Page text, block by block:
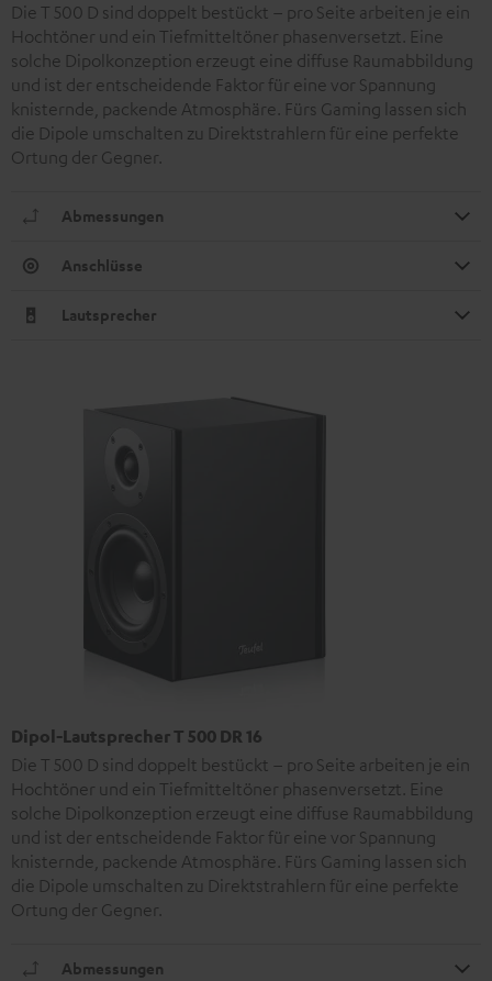
Die T 500 D sind doppelt bestückt – pro Seite arbeiten je ein
Hochtöner und ein Tiefmitteltöner phasenversetzt. Eine
solche Dipolkonzeption erzeugt eine diffuse Raumabbildung
und ist der entscheidende Faktor für eine vor Spannung
knisternde, packende Atmosphäre. Fürs Gaming lassen sich
die Dipole umschalten zu Direktstrahlern für eine perfekte
Ortung der Gegner.
Abmessungen
Anschlüsse
Lautsprecher
Dipol-Lautsprecher T 500 DR 16
Die T 500 D sind doppelt bestückt – pro Seite arbeiten je ein
Hochtöner und ein Tiefmitteltöner phasenversetzt. Eine
solche Dipolkonzeption erzeugt eine diffuse Raumabbildung
und ist der entscheidende Faktor für eine vor Spannung
knisternde, packende Atmosphäre. Fürs Gaming lassen sich
die Dipole umschalten zu Direktstrahlern für eine perfekte
Ortung der Gegner.
Abmessungen